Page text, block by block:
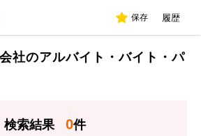
保存 履歴
社のアルバイト・バイト・パ
検索結果 0件